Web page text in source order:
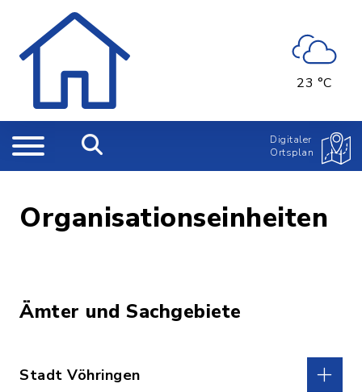
23 °C
Digitaler
Ortsplan
Organisationseinheiten
Ämter und Sachgebiete
Stadt Vöhringen